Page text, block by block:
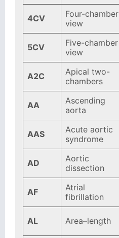
4CV
Four-chamber
view
5CV
Five-chamber
view
A2C
Apical two-
chambers
AA
Ascending
aorta
AAS
Acute aortic
syndrome
AD
Aortic
dissection
AF
Atrial
fibrillation
AL Area–length